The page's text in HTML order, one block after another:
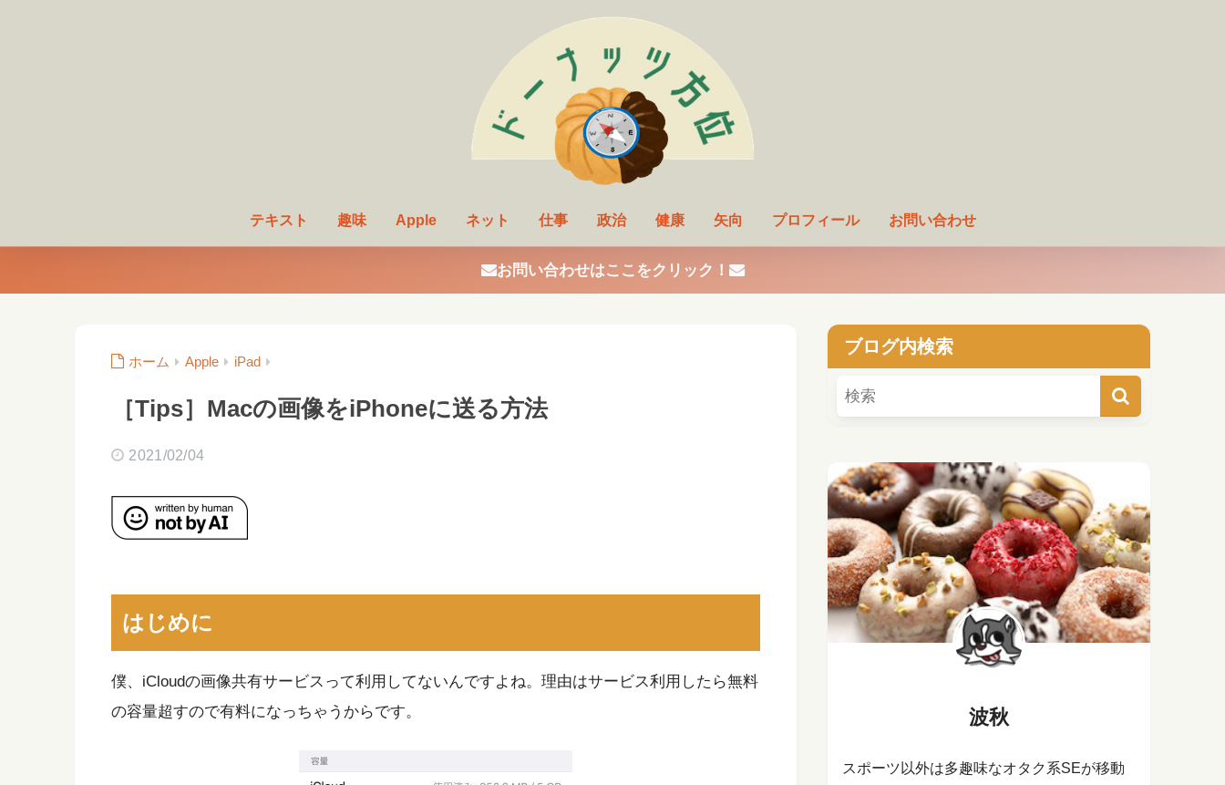
テキスト 趣味 Apple ネット 仕事 政治 健康 矢向 プロフィール お問い合わせ
お問い合わせはここをクリック！
ホーム Apple iPad
［Tips］Macの画像をiPhoneに送る方法
2021/02/04
はじめに
僕、iCloudの画像共有サービスって利用してないんですよね。理由はサービス利用したら無料
の容量超すので有料になっちゃうからです。
ブログ内検索
波秋
スポーツ以外は多趣味なオタク系SEが移動